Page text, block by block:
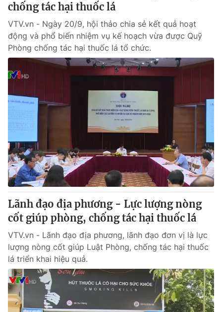
chống tác hại thuốc lá
VTV.vn - Ngày 20/9, hội thảo chia sẻ kết quả hoạt
động và phổ biến nhiệm vụ kế hoạch vừa được Quỹ
Phòng chống tác hại thuốc lá tổ chức.
Lãnh đạo địa phương - Lực lượng nòng
cốt giúp phòng, chống tác hại thuốc lá
VTV.vn - Lãnh đạo địa phương, lãnh đạo đơn vị là lực
lượng nòng cốt giúp Luật Phòng, chống tác hại thuốc
lá triển khai hiệu quả.